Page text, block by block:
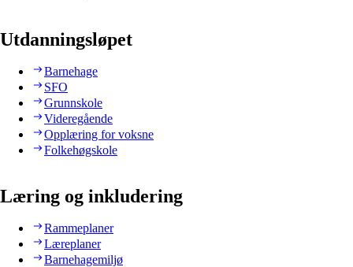
Utdanningsløpet
Barnehage
SFO
Grunnskole
Videregående
Opplæring for voksne
Folkehøgskole
Læring og inkludering
Rammeplaner
Læreplaner
Barnehagemiljø